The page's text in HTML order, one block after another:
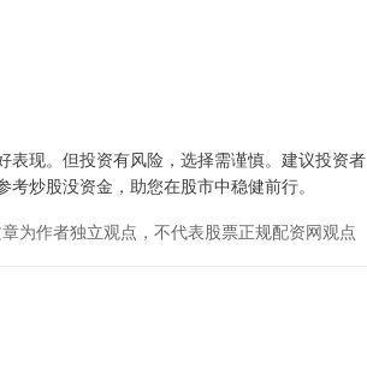
现。但投资有风险，选择需谨慎。建议投资者
炒股没资金，助您在股市中稳健前行。
为作者独立观点，不代表股票正规配资网观点